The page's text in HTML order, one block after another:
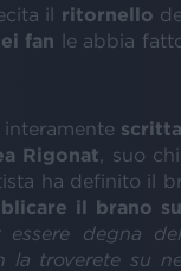
il ritornello
fan le abbia
interamente
Rigonat , suo
ha definito il
il brano
essere degna
la troverete su